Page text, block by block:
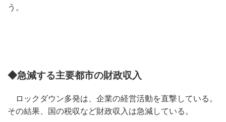
う。
◆急減する主要都市の財政収入
ロックダウン多発は、企業の経営活動を直撃している。
その結果、国の税収など財政収入は急減している。